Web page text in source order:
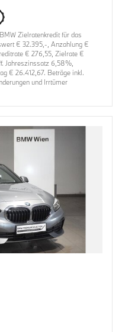
Zielratenkredit für das
€ 32.395,-, Anzahlung €
€ 276,55, Zielrate €
Jahreszinssatz 6,58%,
€ 26.412,67. Beträge inkl.
und Irrtümer